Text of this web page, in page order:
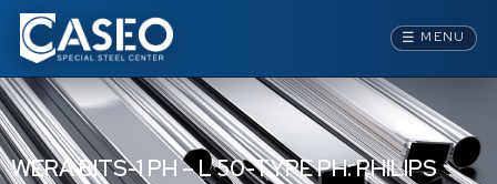
☰ MENU
WERA BITS-1 PH – L 50-TYPE PH: PHILIPS